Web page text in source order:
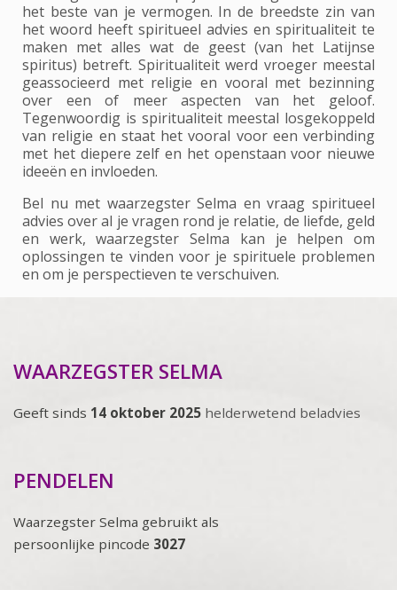
het beste van je vermogen. In de breedste zin van
het woord heeft spiritueel advies en spiritualiteit te
maken met alles wat de geest (van het Latijnse
spiritus) betreft. Spiritualiteit werd vroeger meestal
geassocieerd met religie en vooral met bezinning
over een of meer aspecten van het geloof.
Tegenwoordig is spiritualiteit meestal losgekoppeld
van religie en staat het vooral voor een verbinding
met het diepere zelf en het openstaan voor nieuwe
ideeën en invloeden.
Bel nu met waarzegster Selma en vraag spiritueel
advies over al je vragen rond je relatie, de liefde, geld
en werk, waarzegster Selma kan je helpen om
oplossingen te vinden voor je spirituele problemen
en om je perspectieven te verschuiven.
WAARZEGSTER SELMA
Geeft sinds 14 oktober 2025 helderwetend beladvies
PENDELEN
Waarzegster Selma gebruikt als
persoonlijke pincode 3027